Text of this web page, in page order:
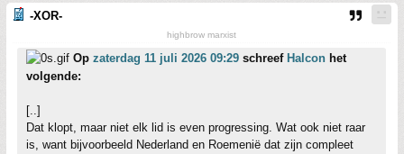
-XOR-
highbrow marxist
Op zaterdag 11 juli 2026 09:29 schreef Halcon het
volgende:
[..]
Dat klopt, maar niet elk lid is even progressing. Wat ook niet raar
is, want bijvoorbeeld Nederland en Roemenië dat zijn compleet